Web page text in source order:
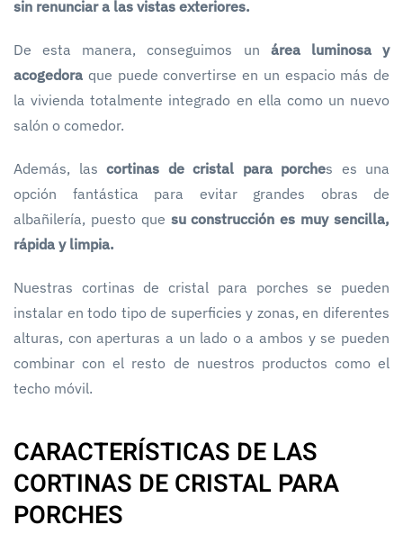
sin renunciar a las vistas exteriores.
De esta manera, conseguimos un área luminosa y
acogedora que puede convertirse en un espacio más de
la vivienda totalmente integrado en ella como un nuevo
salón o comedor.
Además, las cortinas de cristal para porches es una
opción fantástica para evitar grandes obras de
albañilería, puesto que su construcción es muy sencilla,
rápida y limpia.
Nuestras cortinas de cristal para porches se pueden
instalar en todo tipo de superficies y zonas, en diferentes
alturas, con aperturas a un lado o a ambos y se pueden
combinar con el resto de nuestros productos como el
techo móvil.
CARACTERÍSTICAS DE LAS
CORTINAS DE CRISTAL PARA
PORCHES